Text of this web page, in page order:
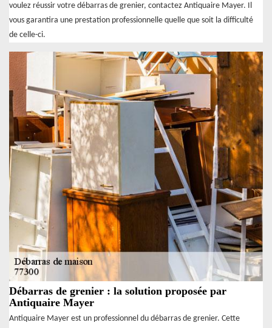
voulez réussir votre débarras de grenier, contactez Antiquaire Mayer. Il
vous garantira une prestation professionnelle quelle que soit la difficulté
de celle-ci.
Débarras de grenier : la solution proposée par
Antiquaire Mayer
Antiquaire Mayer est un professionnel du débarras de grenier. Cette